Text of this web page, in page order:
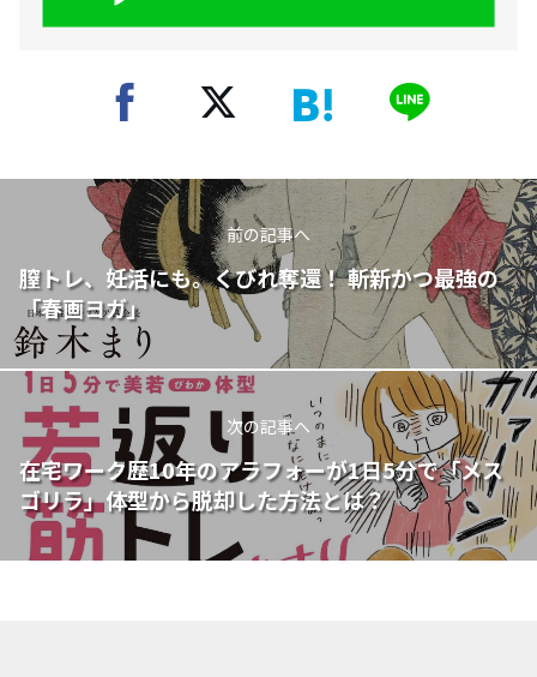
前の記事へ
膣トレ、妊活にも。くびれ奪還！ 斬新かつ最強の
「春画ヨガ」
次の記事へ
在宅ワーク歴10年のアラフォーが1日5分で「メス
ゴリラ」体型から脱却した方法とは？